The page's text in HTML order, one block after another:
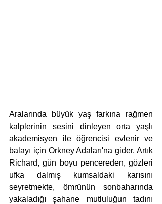
Aralarında büyük yaş farkına rağmen
kalplerinin sesini dinleyen orta yaşlı
akademisyen ile öğrencisi evlenir ve
balayı için Orkney Adaları'na gider. Artık
Richard, gün boyu pencereden, gözleri
ufka dalmış kumsaldaki karısını
seyretmekte, ömrünün sonbaharında
yakaladığı şahane mutluluğun tadını